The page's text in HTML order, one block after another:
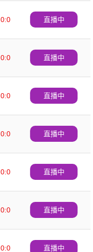
0:0
直播中
0:0
直播中
0:0
直播中
0:0
直播中
0:0
直播中
0:0
直播中
0:0
直播中